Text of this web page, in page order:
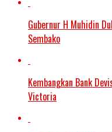
Gubernur H Muhidin
Sembako
Kembangkan Bank
Victoria